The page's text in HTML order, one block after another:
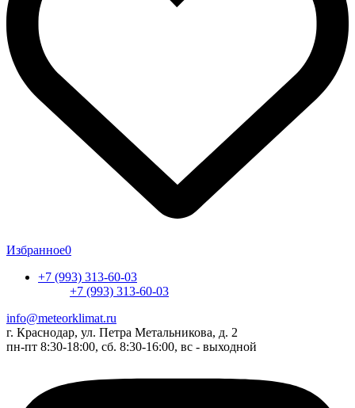
Избранное0
+7 (993) 313-60-03
+7 (993) 313-60-03
info@meteorklimat.ru
г. Краснодар, ул. Петра Метальникова, д. 2
пн-пт 8:30-18:00, сб. 8:30-16:00, вс - выходной